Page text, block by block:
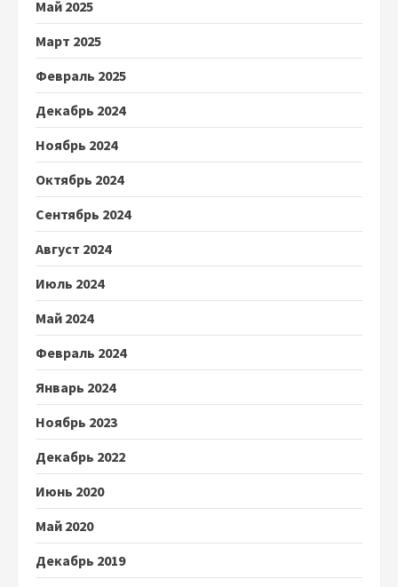
Май 2025
Март 2025
Февраль 2025
Декабрь 2024
Ноябрь 2024
Октябрь 2024
Сентябрь 2024
Август 2024
Июль 2024
Май 2024
Февраль 2024
Январь 2024
Ноябрь 2023
Декабрь 2022
Июнь 2020
Май 2020
Декабрь 2019